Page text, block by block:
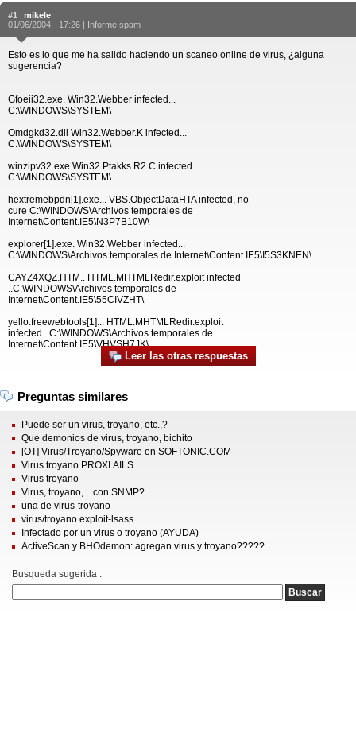
#1
mikele
01/06/2004 - 17:26 | Informe spam
Esto es lo que me ha salido haciendo un scaneo online de virus, ¿alguna
sugerencia?
Gfoeii32.exe. Win32.Webber infected...
C:\WINDOWS\SYSTEM\
Omdgkd32.dll Win32.Webber.K infected...
C:\WINDOWS\SYSTEM\
winzipv32.exe Win32.Ptakks.R2.C infected...
C:\WINDOWS\SYSTEM\
hextremebpdn[1].exe... VBS.ObjectDataHTA infected, no
cure C:\WINDOWS\Archivos temporales de
Internet\Content.IE5\N3P7B10W\
explorer[1].exe. Win32.Webber infected...
C:\WINDOWS\Archivos temporales de Internet\Content.IE5\I5S3KNEN\
CAYZ4XQZ.HTM.. HTML.MHTMLRedir.exploit infected
..C:\WINDOWS\Archivos temporales de
Internet\Content.IE5\55CIVZHT\
yello.freewebtools[1]... HTML.MHTMLRedir.exploit
infected.. C:\WINDOWS\Archivos temporales de
Internet\Content.IE5\VHVSH7JK\
Leer las otras respuestas
Preguntas similares
Puede ser un virus, troyano, etc.,?
Que demonios de virus, troyano, bichito
[OT] Virus/Troyano/Spyware en SOFTONIC.COM
Virus troyano PROXI.AILS
Virus troyano
Virus, troyano,... con SNMP?
una de virus-troyano
virus/troyano exploit-lsass
Infectado por un virus o troyano (AYUDA)
ActiveScan y BHOdemon: agregan virus y troyano?????
Busqueda sugerida :